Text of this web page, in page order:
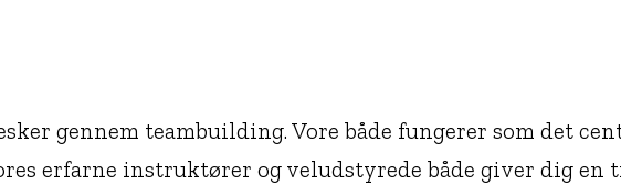
gennem teambuilding. Vore både fungerer som det
erfarne instruktører og veludstyrede både giver dig en